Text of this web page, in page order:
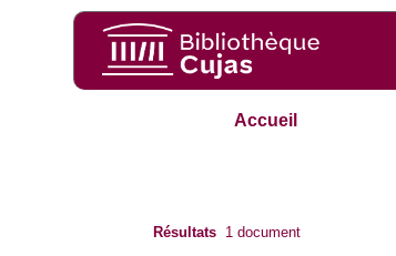
Accueil
Résultats 1 document